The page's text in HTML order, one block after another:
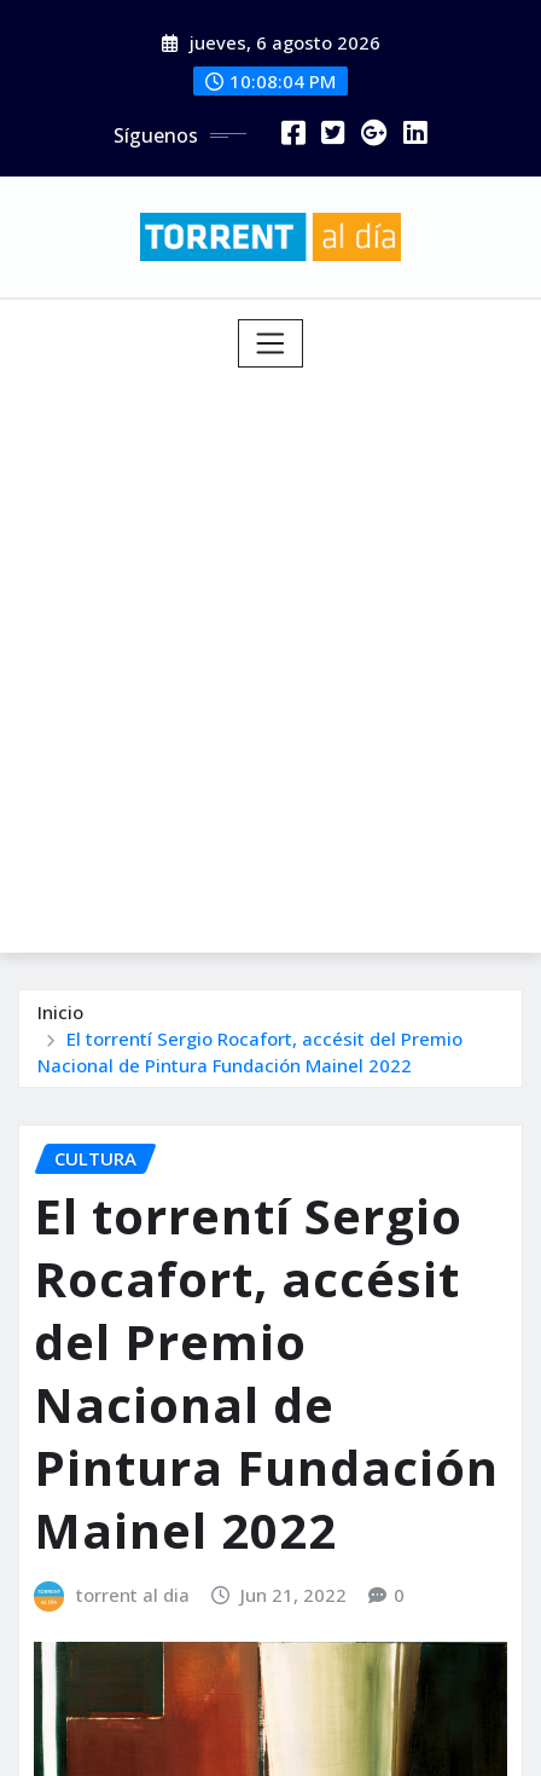
jueves, 6 agosto 2026
10:08:06 PM
Síguenos
Inicio
El torrentí Sergio Rocafort, accésit del Premio
Nacional de Pintura Fundación Mainel 2022
CULTURA
El torrentí Sergio
Rocafort, accésit
del Premio
Nacional de
Pintura Fundación
Mainel 2022
torrent al dia Jun 21, 2022 0